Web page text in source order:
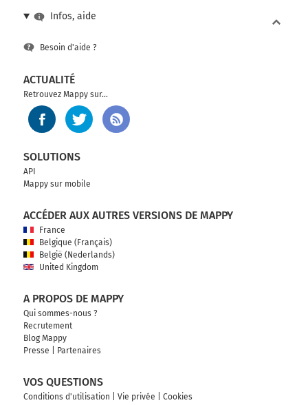
Infos, aide
Besoin d'aide ?
ACTUALITÉ
Retrouvez Mappy sur...
SOLUTIONS
API
Mappy sur mobile
ACCÉDER AUX AUTRES VERSIONS DE MAPPY
France
Belgique (Français)
België (Nederlands)
United Kingdom
A PROPOS DE MAPPY
Qui sommes-nous ?
Recrutement
Blog Mappy
Presse
Partenaires
VOS QUESTIONS
Conditions d'utilisation Vie privée
Cookies